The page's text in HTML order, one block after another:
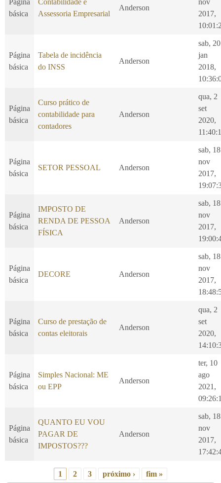
Página
básica
Contabilidade e
Assessoria Empresarial
Anderson
nov
2017,
Página
básica
Tabela de incidência
do INSS
Anderson
sab, 20
jan
2018,
Página
básica
Curso prático de
contabilidade para
contadores
Anderson
qua, 2
set
2020,
Página
básica
SETOR PESSOAL Anderson
sab, 18
nov
2017,
Página
básica
IMPOSTO DE
RENDA DE PESSOA
FÍSICA
Anderson
sab, 18
nov
2017,
Página
básica
DECORE Anderson
sab, 18
nov
2017,
Página
básica
Curso de prestação de
contas eleitorais
Anderson
qua, 2
set
2020,
Página
básica
Simples Nacional: ME
ou EPP
Anderson
ter, 10
ago
2021,
Página
básica
QUANTO EU VOU
PAGAR DE
IMPOSTOS???
Anderson
sab, 18
nov
2017,
1 2 3 próximo › fim »